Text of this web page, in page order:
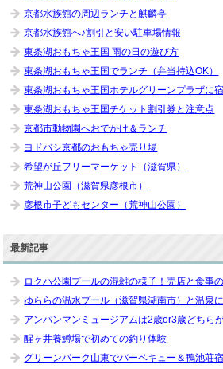
京都水族館の周辺ランチと麒麟亭
京都水族館へ♪割引と安い駐車場情報
東条湖おもちゃ王国 雨の日の遊び方
東条湖おもちゃ王国でランチ（弁当持込OK）
東条湖おもちゃ王国ホテルグリーンプラザに
東条湖おもちゃ王国チケット割引券と注意点
京都市動物園へおでかけ＆ランチ
ヨドバシ京都のおもちゃ売り場
希望が丘フリーマーケット（滋賀県）
荒神山公園（滋賀県彦根市）
彦根市子どもセンター（荒神山公園）
最新記事
ロクハ公園プールの混雑の様子！売店と食事
ゆららの温水プール（滋賀県湖南市）と温泉
アンパンマンミュージアムは2歳or3歳どちら
醒ヶ井養鱒場で初めての釣り体験
グリーンパーク山東でバーベキュー＆鴨池荘